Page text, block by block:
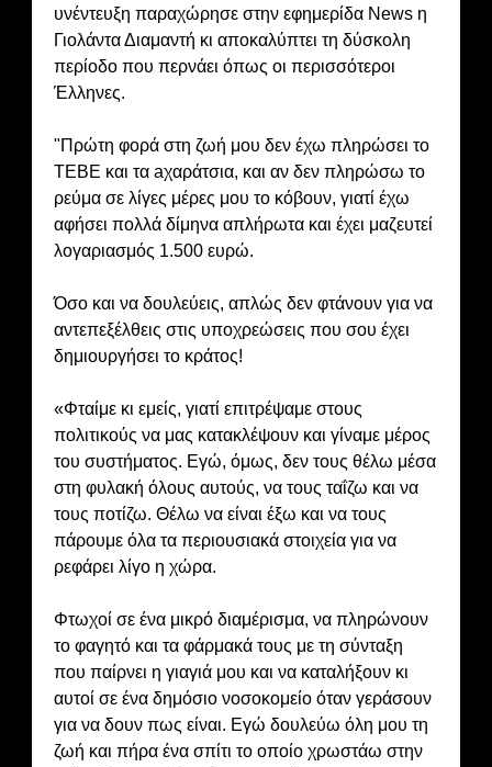
υνέντευξη παραχώρησε στην εφημερίδα News η
Γιολάντα Διαμαντή κι αποκαλύπτει τη δύσκολη
περίοδο που περνάει όπως οι περισσότεροι
Έλληνες.
"Πρώτη φορά στη ζωή μου δεν έχω πληρώσει το
ΤΕΒΕ και τα aχαράτσια, και αν δεν πληρώσω το
ρεύμα σε λίγες μέρες μου το κόβουν, γιατί έχω
αφήσει πολλά δίμηνα απλήρωτα και έχει μαζευτεί
λογαριασμός 1.500 ευρώ.
Όσο και να δουλεύεις, απλώς δεν φτάνουν για να
αντεπεξέλθεις στις υποχρεώσεις που σου έχει
δημιουργήσει το κράτος!
«Φταίμε κι εμείς, γιατί επιτρέψαμε στους
πολιτικούς να μας κατακλέψουν και γίναμε μέρος
του συστήματος. Εγώ, όμως, δεν τους θέλω μέσα
στη φυλακή όλους αυτούς, να τους ταΐζω και να
τους ποτίζω. Θέλω να είναι έξω και να τους
πάρουμε όλα τα περιουσιακά στοιχεία για να
ρεφάρει λίγο η χώρα.
Φτωχοί σε ένα μικρό διαμέρισμα, να πληρώνουν
το φαγητό και τα φάρμακά τους με τη σύνταξη
που παίρνει η γιαγιά μου και να καταλήξουν κι
αυτοί σε ένα δημόσιο νοσοκομείο όταν γεράσουν
για να δουν πως είναι. Εγώ δουλεύω όλη μου τη
ζωή και πήρα ένα σπίτι το οποίο χρωστάω στην